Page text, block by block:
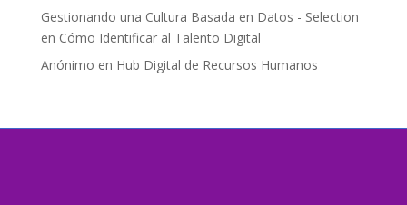
Gestionando una Cultura Basada en Datos - Selection
en Cómo Identificar al Talento Digital
Anónimo en Hub Digital de Recursos Humanos